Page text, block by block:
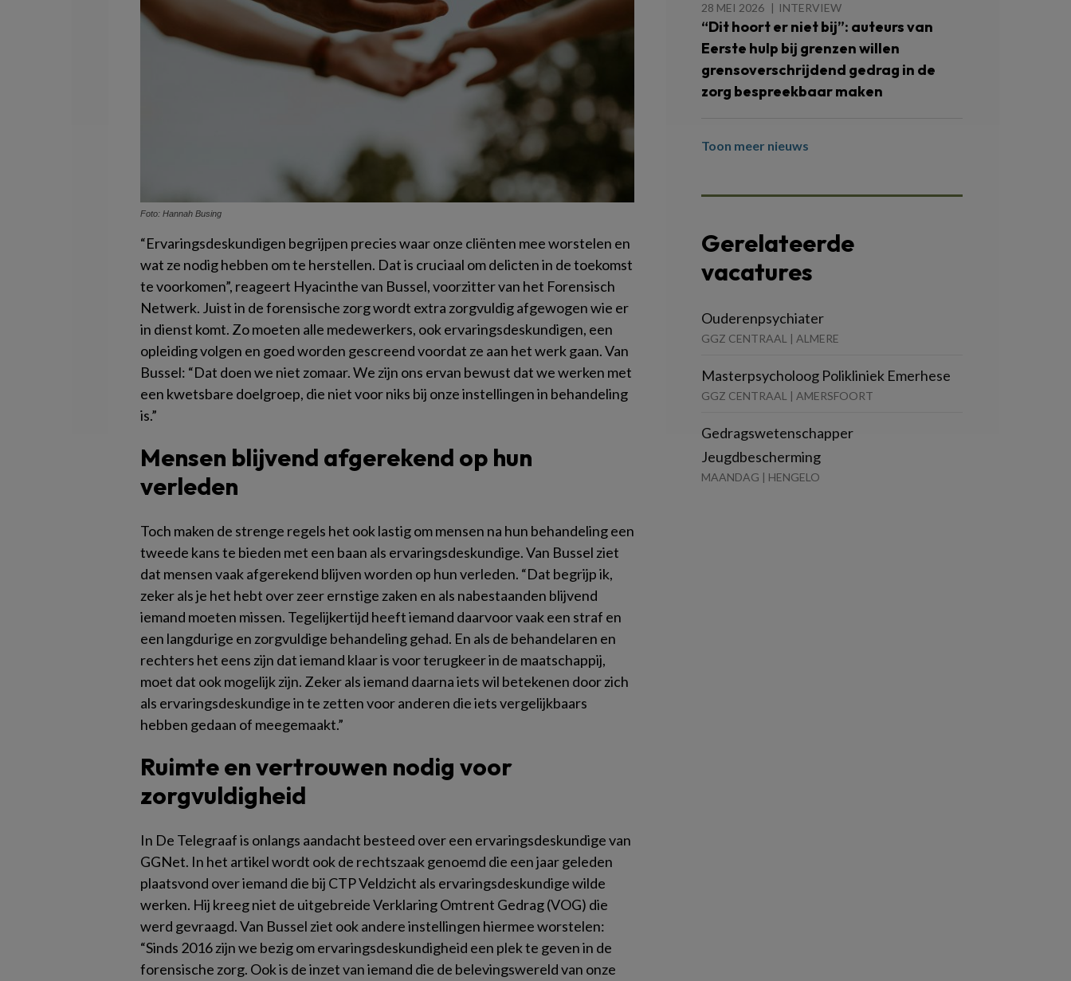
Foto: Hannah Busing
“Ervaringsdeskundigen begrijpen precies waar onze cliënten mee worstelen en
wat ze nodig hebben om te herstellen. Dat is cruciaal om delicten in de toekomst
te voorkomen”, reageert Hyacinthe van Bussel, voorzitter van het Forensisch
Netwerk. Juist in de forensische zorg wordt extra zorgvuldig afgewogen wie er
in dienst komt. Zo moeten alle medewerkers, ook ervaringsdeskundigen, een
opleiding volgen en goed worden gescreend voordat ze aan het werk gaan. Van
Bussel: “Dat doen we niet zomaar. We zijn ons ervan bewust dat we werken met
een kwetsbare doelgroep, die niet voor niks bij onze instellingen in behandeling
is.”
Mensen blijvend afgerekend op hun
verleden
Toch maken de strenge regels het ook lastig om mensen na hun behandeling een
tweede kans te bieden met een baan als ervaringsdeskundige. Van Bussel ziet
dat mensen vaak afgerekend blijven worden op hun verleden. “Dat begrijp ik,
zeker als je het hebt over zeer ernstige zaken en als nabestaanden blijvend
iemand moeten missen. Tegelijkertijd heeft iemand daarvoor vaak een straf en
een langdurige en zorgvuldige behandeling gehad. En als de behandelaren en
rechters het eens zijn dat iemand klaar is voor terugkeer in de maatschappij,
moet dat ook mogelijk zijn. Zeker als iemand daarna iets wil betekenen door zich
als ervaringsdeskundige in te zetten voor anderen die iets vergelijkbaars
hebben gedaan of meegemaakt.”
Ruimte en vertrouwen nodig voor
zorgvuldigheid
In De Telegraaf is onlangs aandacht besteed over een ervaringsdeskundige van
GGNet. In het artikel wordt ook de rechtszaak genoemd die een jaar geleden
plaatsvond over iemand die bij CTP Veldzicht als ervaringsdeskundige wilde
werken. Hij kreeg niet de uitgebreide Verklaring Omtrent Gedrag (VOG) die
werd gevraagd. Van Bussel ziet ook andere instellingen hiermee worstelen:
“Sinds 2016 zijn we bezig om ervaringsdeskundigheid een plek te geven in de
forensische zorg. Ook is de inzet van iemand die de belevingswereld van onze
28 MEI 2026 INTERVIEW
“Dit hoort er niet bij”: auteurs van
Eerste hulp bij grenzen willen
grensoverschrijdend gedrag in de
zorg bespreekbaar maken
Toon meer nieuws
Gerelateerde
vacatures
Ouderenpsychiater
GGZ CENTRAAL | ALMERE
Masterpsycholoog Polikliniek Emerhese
GGZ CENTRAAL | AMERSFOORT
Gedragswetenschapper
Jeugdbescherming
MAANDAG | HENGELO